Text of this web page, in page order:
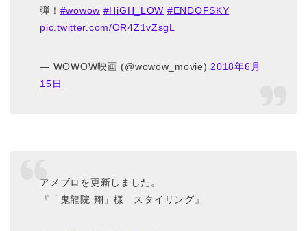
弾！ #wowow #HiGH_LOW #ENDOFSKY
pic.twitter.com/OR4Z1vZsgL
— WOWOW映画 (@wowow_movie)2018年6月
15日
アメブロを更新しました。
『「鬼龍院 翔」様 スタイリング』